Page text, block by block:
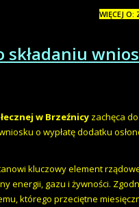
WIĘCEJ O:
składaniu
w Brzeźnicy zachęca
o wypłatę dodatku
kluczowy element
energii, gazu i żywności.
którego przeciętne